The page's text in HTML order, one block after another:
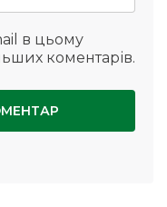
в цьому
коментарів.